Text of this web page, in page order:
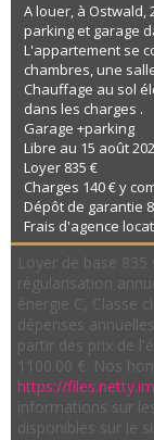
A louer, à Ostwald,
parking et garage
L'appartement se
chambres, une
Chauffage au sol
dans les charges .
Garage +parking
Libre au 15 août
Loyer 835 €
Charges 140 € y
Dépôt de garantie
Frais d'agence
Loyer de base
régularisation
énergie C, Classe
dépenses
partir des prix de
1100.00 €. Nos
https://
informations sur
disponibles sur le